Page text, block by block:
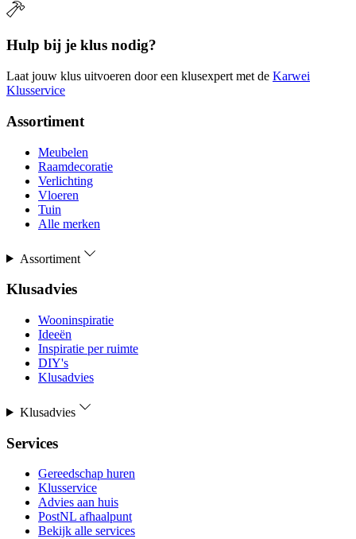
Hulp bij je klus nodig?
Laat jouw klus uitvoeren door een klusexpert met de Karwei
Klusservice
Assortiment
Meubelen
Raamdecoratie
Verlichting
Vloeren
Tuin
Alle merken
Assortiment
Klusadvies
Wooninspiratie
Ideeën
Inspiratie per ruimte
DIY's
Klusadvies
Klusadvies
Services
Gereedschap huren
Klusservice
Advies aan huis
PostNL afhaalpunt
Bekijk alle services